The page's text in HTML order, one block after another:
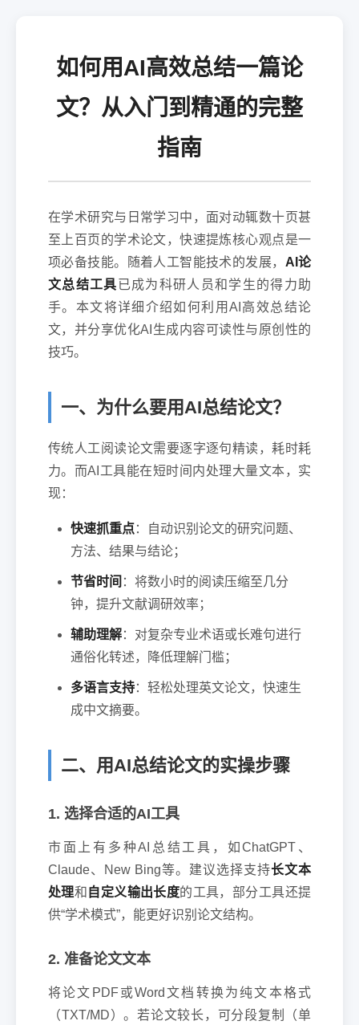
如何用AI高效总结一篇论
文？从入门到精通的完整
指南
在学术研究与日常学习中，面对动辄数十页甚
至上百页的学术论文，快速提炼核心观点是一
项必备技能。随着人工智能技术的发展， AI论
文总结工具 已成为科研人员和学生的得力助
手。本文将详细介绍如何利用AI高效总结论
文，并分享优化AI生成内容可读性与原创性的
技巧。
一、为什么要用AI总结论文？
传统人工阅读论文需要逐字逐句精读，耗时耗
力。而AI工具能在短时间内处理大量文本，实
现：
快速抓重点：自动识别论文的研究问题、
方法、结果与结论；
节省时间 ：将数小时的阅读压缩至几分
钟，提升文献调研效率；
辅助理解：对复杂专业术语或长难句进行
通俗化转述，降低理解门槛；
多语言支持：轻松处理英文论文，快速生
成中文摘要。
二、用AI总结论文的实操步骤
1. 选择合适的AI工具
市面上有多种AI总结工具，如ChatGPT、
Claude、New Bing等。建议选择支持长文本
处理和 自定义输出长度的工具，部分工具还提
供“学术模式”，能更好识别论文结构。
2. 准备论文文本
将论文PDF或Word文档转换为纯文本格式
（TXT/MD）。若论文较长，可分段复制（单